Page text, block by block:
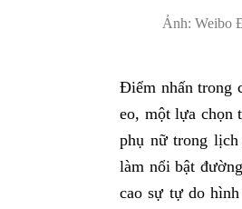
Ảnh: Weibo
Điểm nhấn trong
eo, một lựa chọn
phụ nữ trong lịch
làm nổi bật
cao sự tự do